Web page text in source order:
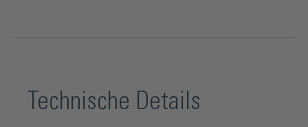
Technische Details